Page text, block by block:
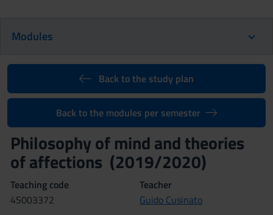
Modules
Back to the study plan
Back to the modules per semester
Philosophy of mind and theories
of affections (2019/2020)
Teaching code
4S003372
Teacher
Guido Cusinato